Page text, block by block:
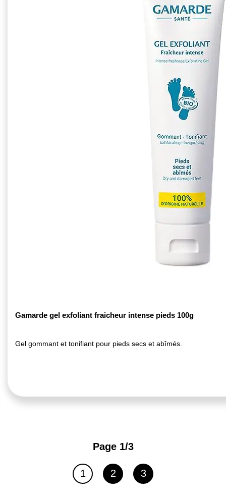
Gamarde gel exfoliant fraicheur intense pieds 100g
Gel gommant et tonifiant pour pieds secs et abîmés.
Page 1/3
Page
Vous lisez actuellement la page
1 Page
2 Page
3